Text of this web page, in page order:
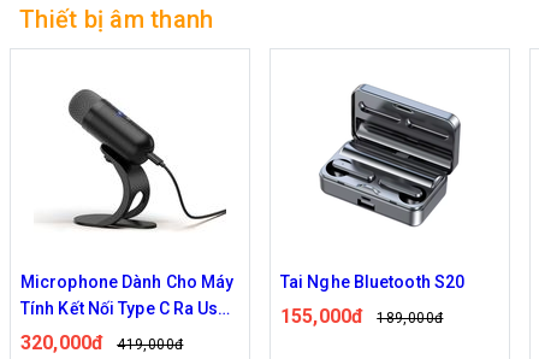
Thiết bị âm thanh
Microphone Dành Cho Máy
Tính Kết Nối Type C Ra Usb
A Loại Để Bàn Có Card Âm
320,000đ 419,000đ
Tai Nghe Bluetooth S20
155,000đ 189,000đ